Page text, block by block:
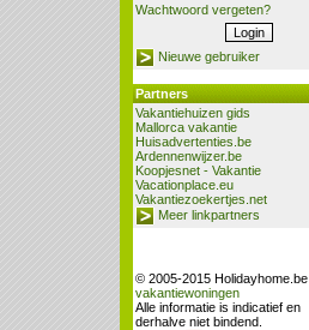
Wachtwoord vergeten?
Nieuwe gebruiker
Partners
Vakantiehuizen gids
Mallorca vakantie
Huisadvertenties.be
Ardennenwijzer.be
Koopjesnet - Vakantie
Vacationplace.eu
Vakantiezoekertjes.net
Meer linkpartners
© 2005-2015 Holidayhome.be
vakantiewoningen
Alle informatie is indicatief en
derhalve niet bindend.